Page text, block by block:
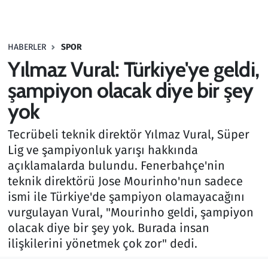
HABERLER SPOR
Yılmaz Vural: Türkiye'ye geldi,
şampiyon olacak diye bir şey
yok
Tecrübeli teknik direktör Yılmaz Vural, Süper
Lig ve şampiyonluk yarışı hakkında
açıklamalarda bulundu. Fenerbahçe'nin
teknik direktörü Jose Mourinho'nun sadece
ismi ile Türkiye'de şampiyon olamayacağını
vurgulayan Vural, "Mourinho geldi, şampiyon
olacak diye bir şey yok. Burada insan
ilişkilerini yönetmek çok zor" dedi.
Haber
Kültür Sanat
Kurumsal Haberler
Lezzet Durağı
Memur ve Kamu
Otomobil
Oyun